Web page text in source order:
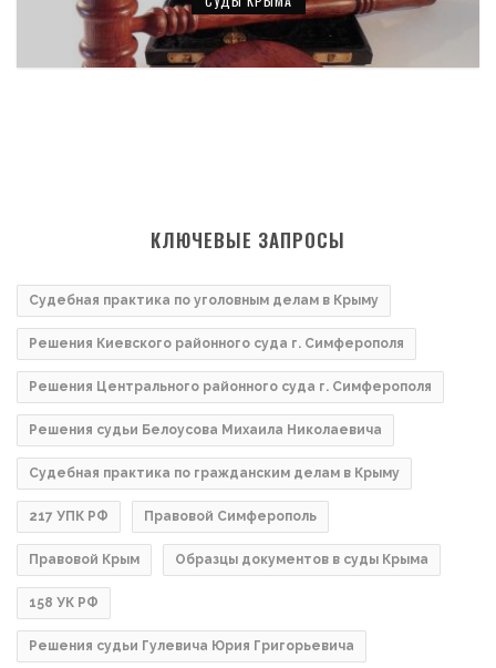
КЛЮЧЕВЫЕ ЗАПРОСЫ
Судебная практика по уголовным делам в Крыму
Решения Киевского районного суда г. Симферополя
Решения Центрального районного суда г. Симферополя
Решения судьи Белоусова Михаила Николаевича
Судебная практика по гражданским делам в Крыму
217 УПК РФ Правовой Симферополь
Правовой Крым Образцы документов в суды Крыма
158 УК РФ
Решения судьи Гулевича Юрия Григорьевича